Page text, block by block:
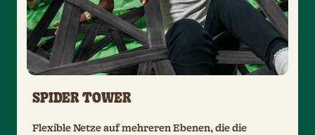
SPIDER TOWER
Flexible Netze auf mehreren Ebenen, die die